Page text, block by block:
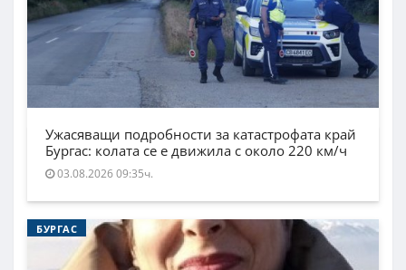
Ужасяващи подробности за катастрофата край
Бургас: колата се е движила с около 220 км/ч
03.08.2026 09:35ч.
БУРГАС